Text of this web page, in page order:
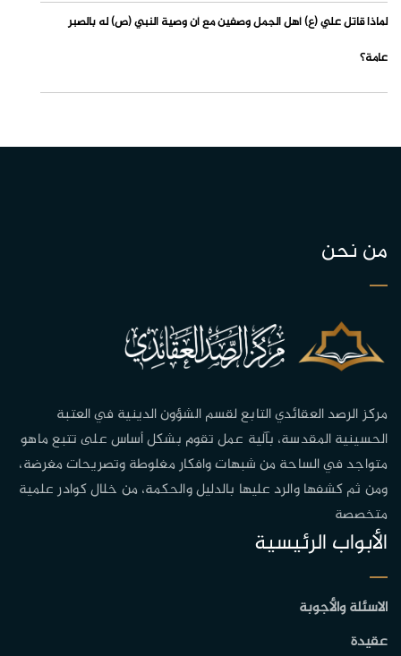
لماذا قاتل علي (ع) أهل الجمل وصفين مع أن وصية النبي (ص) له بالصبر
عامة؟
من نحن
مركز الرصد العقائدي التابع لقسم الشؤون الدينية في العتبة
الحسينية المقدسة، بآلية عمل تقوم بشكل أساس على تتبع ماهو
متواجد في الساحة من شبهات وافكار مغلوطة وتصريحات مغرضة،
ومن ثم كشفها والرد عليها بالدليل والحكمة، من خلال كوادر علمية
متخصصة
الأبواب الرئيسية
الاسئلة والأجوبة
عقيدة